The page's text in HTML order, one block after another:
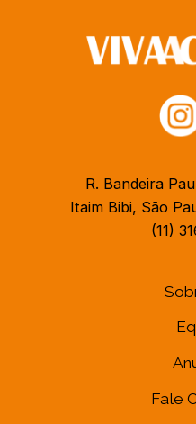
R. Bandeira
Itaim Bibi, São
(11)
Fale